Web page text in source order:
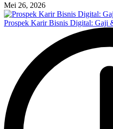
Mei 26, 2026
Prospek Karir Bisnis Digital: Gaji